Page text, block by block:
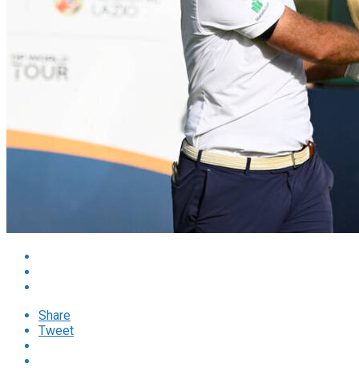
Share
Tweet